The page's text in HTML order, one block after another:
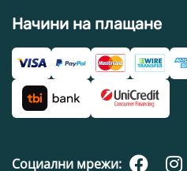
Начини на плащане
Социални мрежи: